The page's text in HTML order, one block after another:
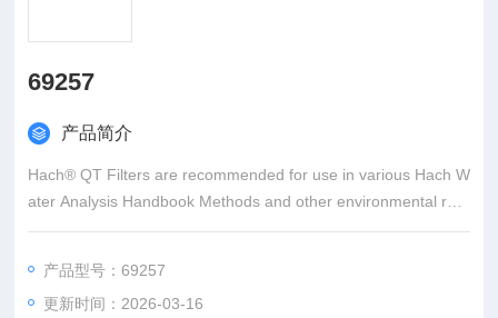
69257
产品简介
Hach® QT Filters are recommended for use in various Hach W
ater Analysis Handbook Methods and other environmental refe
rence methods. Optimized ashless hardened circles provide a
产品型号：69257
更新时间：2026-03-16